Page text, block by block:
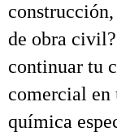
de obra
continuar tu
comercial en
química